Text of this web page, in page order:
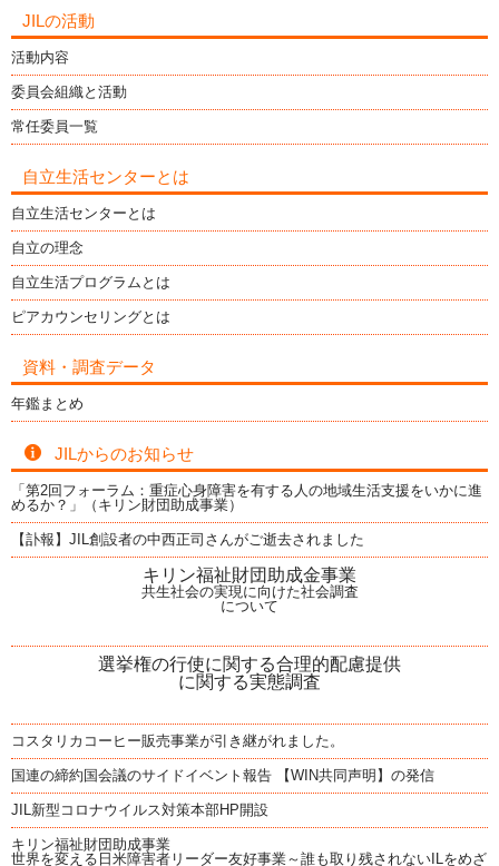
JILの活動
活動内容
委員会組織と活動
常任委員一覧
自立生活センターとは
自立生活センターとは
自立の理念
自立生活プログラムとは
ピアカウンセリングとは
資料・調査データ
年鑑まとめ
JILからのお知らせ
「第2回フォーラム：重症心身障害を有する人の地域生活支援をいかに進
めるか？」（キリン財団助成事業）
【訃報】JIL創設者の中西正司さんがご逝去されました
キリン福祉財団助成金事業
共生社会の実現に向けた社会調査
について
選挙権の行使に関する合理的配慮提供
に関する実態調査
コスタリカコーヒー販売事業が引き継がれました。
国連の締約国会議のサイドイベント報告 【WIN共同声明】の発信
JIL新型コロナウイルス対策本部HP開設
キリン福祉財団助成事業
世界を変える日米障害者リーダー友好事業～誰も取り残されないILをめざ